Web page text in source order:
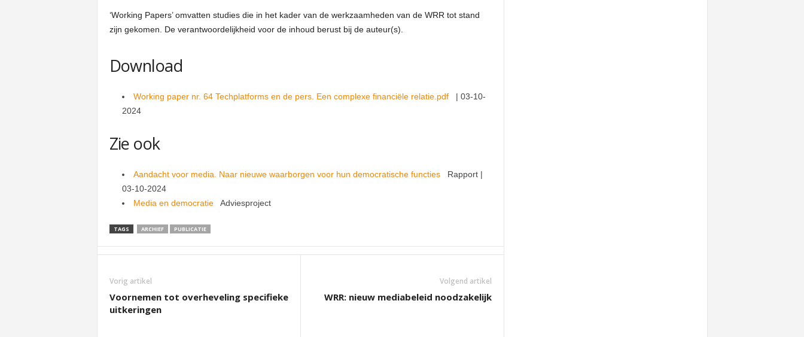
e
‘Working Papers’ omvatten studies die in het kader van de werkzaamheden van de WRR tot stand
zijn gekomen. De verantwoordelijkheid voor de inhoud berust bij de auteur(s).
Download
Working paper nr. 64 Techplatforms en de pers. Een complexe financiële relatie.pdf
| 03-10-
2024
Zie ook
Aandacht voor media. Naar nieuwe waarborgen voor hun democratische functies Rapport |
03-10-2024
Media en democratie Adviesproject
TAGS ARCHIEF PUBLICATIE
Vorig artikel
Voornemen tot overheveling specifieke
uitkeringen
Volgend artikel
WRR: nieuw mediabeleid noodzakelijk